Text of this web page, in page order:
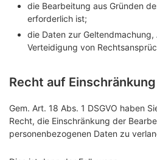
die Bearbeitung aus Gründen
erforderlich ist;
die Daten zur Geltendmachung,
Verteidigung von
Recht auf
Gem. Art. 18 Abs. 1 DSGVO haben
Recht, die Einschränkung der
personenbezogenen Daten zu